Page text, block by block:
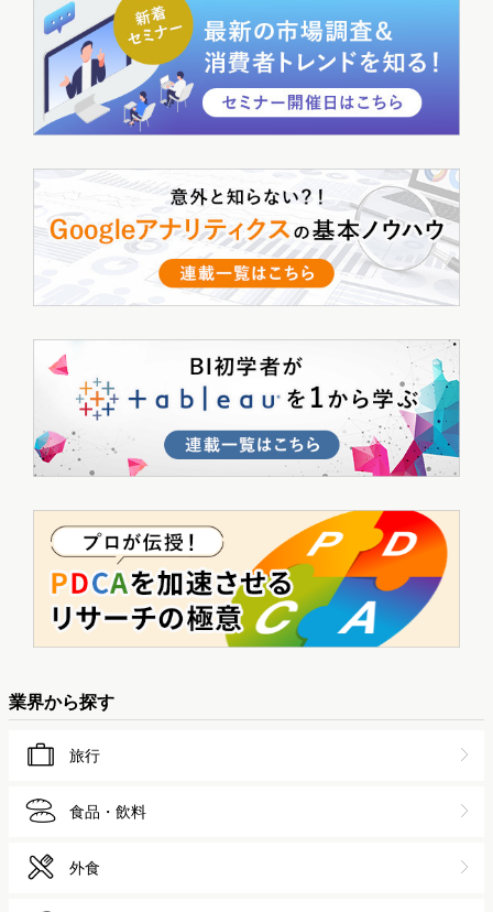
業界から探す
旅行
食品・飲料
外食